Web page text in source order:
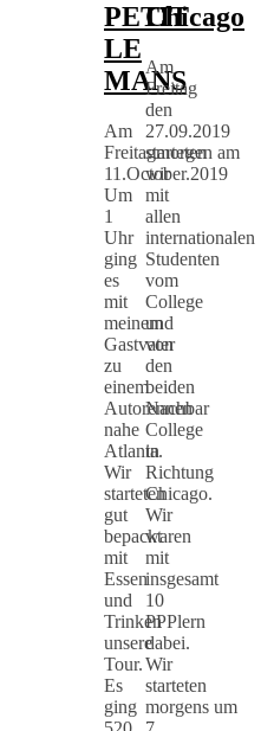
PETIT
LE
MANS
Am
Freitagmorgen am
11.October.2019
Um
1
Uhr
ging
es
mit
meinem
Gastvater
zu
einem
Autorennen
nahe
Atlanta.
Wir
starteten
gut
bepackt
mit
Essen
und
Trinken
unsere
Tour.
Es
ging
Chicago
Am
Freitag
den
27.09.2019
starteten
wir
mit
allen
internationalen
Studenten
vom
College
und
von
den
beiden
Nachbar
College
in
Richtung
Chicago.
Wir
waren
mit
insgesamt
10
PPPlern
dabei.
Wir
starteten
morgens um